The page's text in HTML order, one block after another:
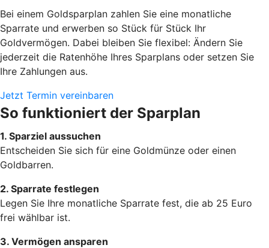
Bei einem Goldsparplan zahlen Sie eine monatliche
Sparrate und erwerben so Stück für Stück Ihr
Goldvermögen. Dabei bleiben Sie flexibel: Ändern Sie
jederzeit die Ratenhöhe Ihres Sparplans oder setzen Sie
Ihre Zahlungen aus.
Jetzt Termin vereinbaren
So funktioniert der Sparplan
1. Sparziel aussuchen
Entscheiden Sie sich für eine Goldmünze oder einen
Goldbarren.
2. Sparrate festlegen
Legen Sie Ihre monatliche Sparrate fest, die ab 25 Euro
frei wählbar ist.
3. Vermögen ansparen